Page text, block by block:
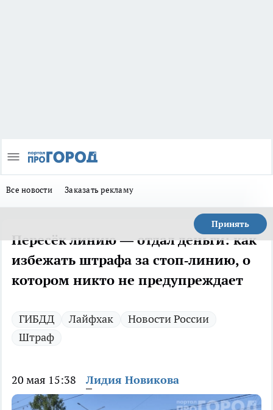
Все новости Заказать рекламу
Принять
Пересёк линию — отдал деньги: как
избежать штрафа за стоп‑линию, о
котором никто не предупреждает
ГИБДД Лайфхак
Новости России
Штраф
20 мая 15:38 Лидия Новикова